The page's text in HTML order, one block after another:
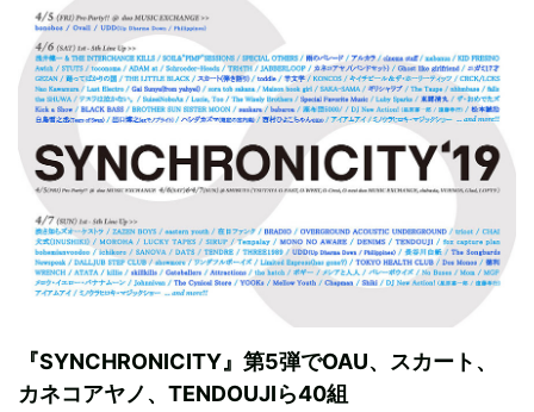
『SYNCHRONICITY』第5弾でOAU、スカート、
カネコアヤノ、TENDOUJIら40組